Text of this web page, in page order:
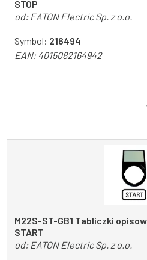
STOP
od: EATON Electric Sp. z o.o.
Symbol: 216494
EAN:4015082164942
M22S-ST-GB1 Tabliczki
START
od: EATON Electric Sp. z o.o.